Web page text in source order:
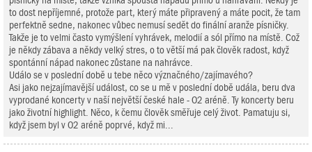
to dost nepříjemné, protože part, který máte připravený a máte pocit, že tam
perfektně sedne, nakonec vůbec nemusí sedět do finální aranže písničky.
Takže je to velmi často vymýšlení vyhrávek, melodií a sól přímo na místě. Což
je někdy zábava a někdy velký stres, o to větší má pak člověk radost, když
spontánní nápad nakonec zůstane na nahrávce.
Událo se v poslední době u tebe něco význačného/zajímavého?
Asi jako nejzajímavější událost, co se u mě v poslední době udála, beru dva
vyprodané koncerty v naší největší české hale - O2 aréně. Ty koncerty beru
jako životní highlight. Něco, k čemu člověk směřuje celý život. Pamatuju si,
když jsem byl v O2 aréně poprvé, když mi...